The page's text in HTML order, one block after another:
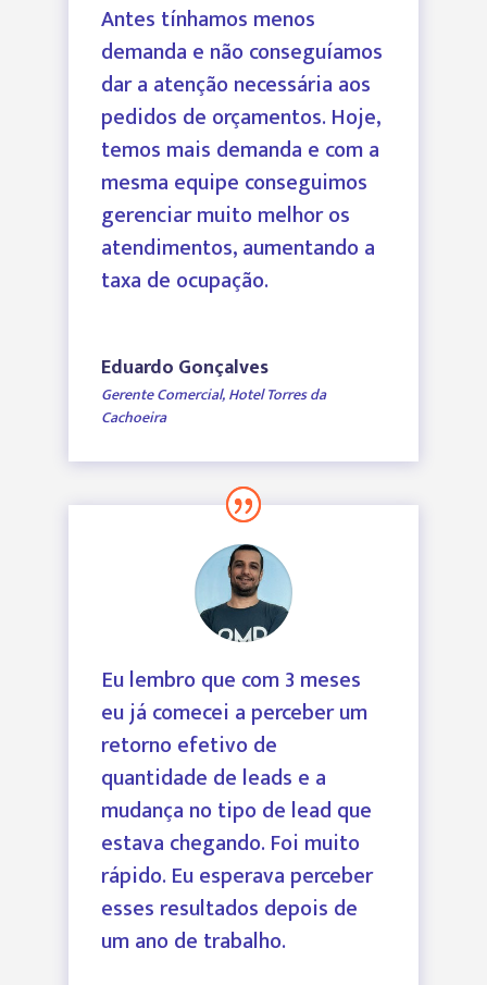
Antes tínhamos menos
demanda e não conseguíamos
dar a atenção necessária aos
pedidos de orçamentos. Hoje,
temos mais demanda e com a
mesma equipe conseguimos
gerenciar muito melhor os
atendimentos, aumentando a
taxa de ocupação.
Eduardo Gonçalves
Gerente Comercial,Hotel Torres da
Cachoeira
Eu lembro que com 3 meses
eu já comecei a perceber um
retorno efetivo de
quantidade de leads e a
mudança no tipo de lead que
estava chegando. Foi muito
rápido. Eu esperava perceber
esses resultados depois de
um ano de trabalho.